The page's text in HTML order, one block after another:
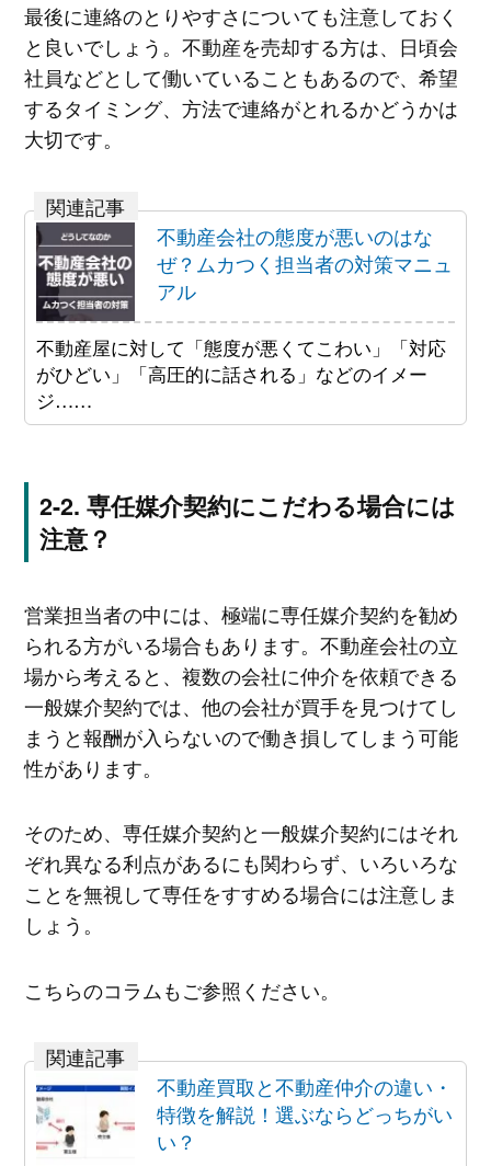
最後に連絡のとりやすさについても注意しておく
と良いでしょう。不動産を売却する方は、日頃会
社員などとして働いていることもあるので、希望
するタイミング、方法で連絡がとれるかどうかは
大切です。
不動産会社の態度が悪いのはな
ぜ？ムカつく担当者の対策マニュ
アル
不動産屋に対して「態度が悪くてこわい」「対応
がひどい」「高圧的に話される」などのイメー
ジ……
専任媒介契約にこだわる場合には
注意？
営業担当者の中には、極端に専任媒介契約を勧め
られる方がいる場合もあります。不動産会社の立
場から考えると、複数の会社に仲介を依頼できる
一般媒介契約では、他の会社が買手を見つけてし
まうと報酬が入らないので働き損してしまう可能
性があります。
そのため、専任媒介契約と一般媒介契約にはそれ
ぞれ異なる利点があるにも関わらず、いろいろな
ことを無視して専任をすすめる場合には注意しま
しょう。
こちらのコラムもご参照ください。
不動産買取と不動産仲介の違い・
特徴を解説！選ぶならどっちがい
い？